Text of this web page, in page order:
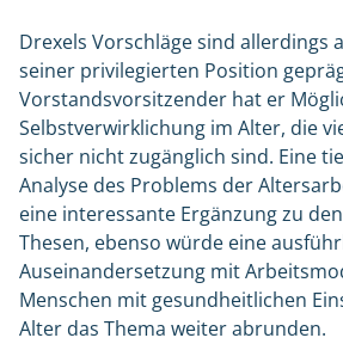
Drexels Vorschläge sind allerdings
seiner privilegierten Position
Vorstandsvorsitzender hat er
Selbstverwirklichung im Alter, die
sicher nicht zugänglich sind. Eine
Analyse des Problems der
eine interessante Ergänzung zu
Thesen, ebenso würde eine
Auseinandersetzung mit
Menschen mit gesundheitlichen
Alter das Thema weiter abrunden.